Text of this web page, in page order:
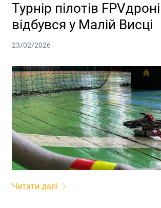
Турнір пілотів
відбувся у Малій Висці
23/02/2026
Читати далі